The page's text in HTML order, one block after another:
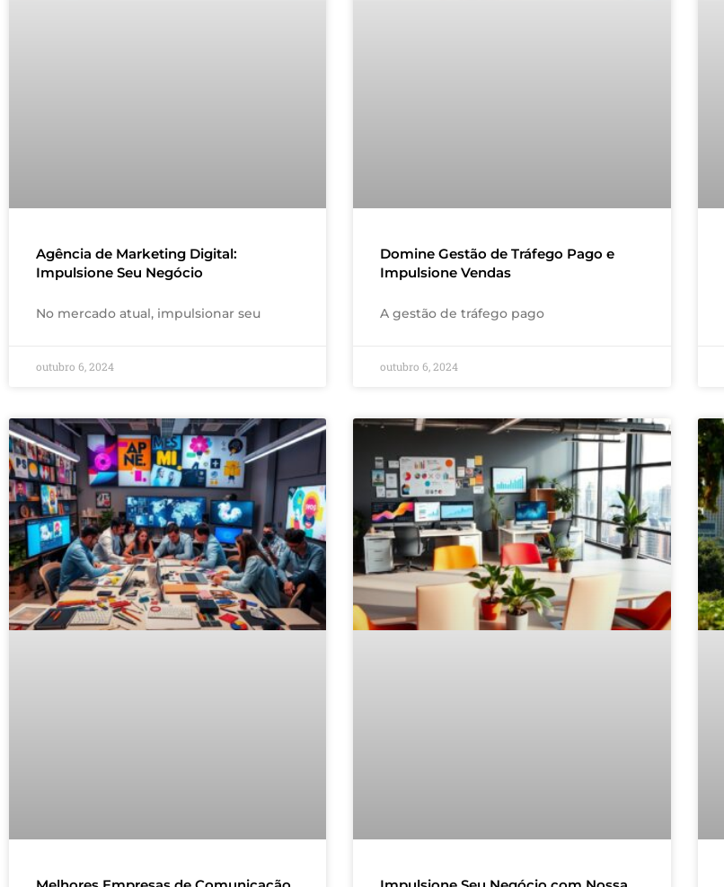
Agência de Marketing Digital:
Impulsione Seu Negócio
No mercado atual, impulsionar seu
outubro 6, 2024
Domine Gestão de Tráfego Pago e
Impulsione Vendas
A gestão de tráfego pago
outubro 6, 2024